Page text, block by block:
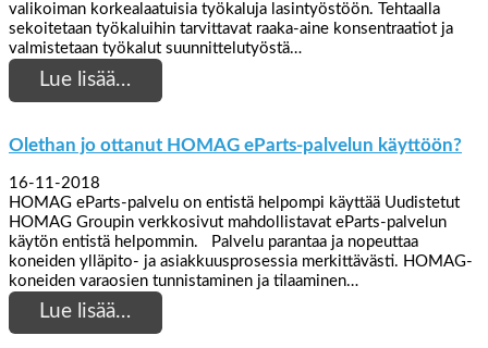
valikoiman korkealaatuisia työkaluja lasintyöstöön. Tehtaalla
sekoitetaan työkaluihin tarvittavat raaka-aine konsentraatiot ja
valmistetaan työkalut suunnittelutyöstä…
Lue lisää…
Olethan jo ottanut HOMAG eParts-palvelun käyttöön?
16-11-2018
HOMAG eParts-palvelu on entistä helpompi käyttää Uudistetut
HOMAG Groupin verkkosivut mahdollistavat eParts-palvelun
käytön entistä helpommin. Palvelu parantaa ja nopeuttaa
koneiden ylläpito- ja asiakkuusprosessia merkittävästi. HOMAG-
koneiden varaosien tunnistaminen ja tilaaminen…
Lue lisää…